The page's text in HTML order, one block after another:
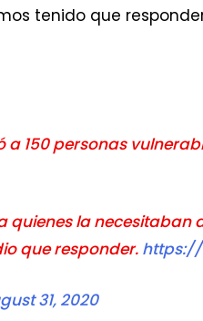
tenido que
a 150 personas
la necesitaban
que responder. https://
31, 2020